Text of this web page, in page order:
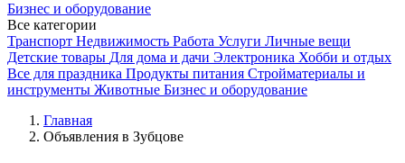
Бизнес и оборудование
Все категории
Транспорт Недвижимость Работа Услуги Личные вещи
Детские товары Для дома и дачи Электроника Хобби и отдых
Все для праздника Продукты питания Стройматериалы и
инструменты Животные Бизнес и оборудование
Главная
Объявления в Зубцове